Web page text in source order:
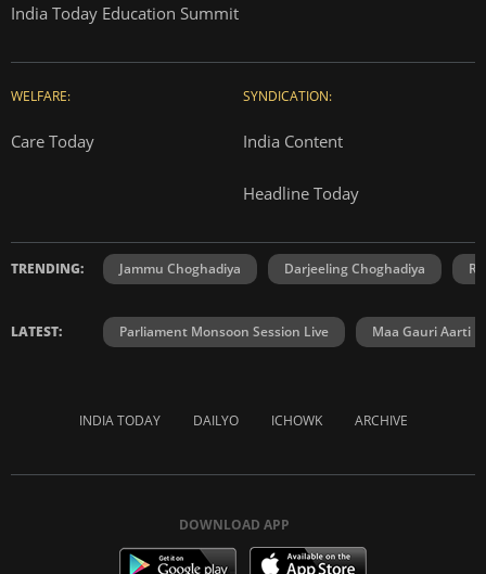
India Today Education Summit
WELFARE:
Care Today
SYNDICATION:
India Content
Headline Today
TRENDING: Jammu Choghadiya Darjeeling Choghadiya
LATEST: Parliament Monsoon Session Live Maa Gauri Aarti
INDIA TODAY DAILYO ICHOWK ARCHIVE
DOWNLOAD APP